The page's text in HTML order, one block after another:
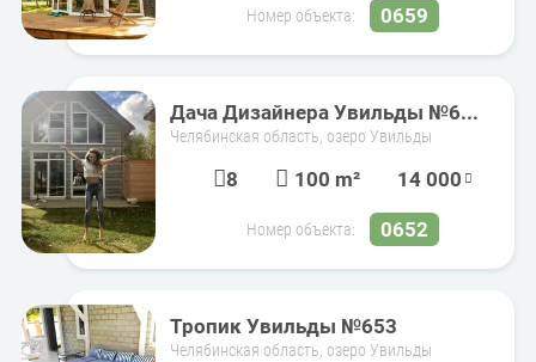
Номер объекта: 0659
Дача Дизайнера Увильды №6...
Челябинская область, озеро Увильды
8 100 m² 14 000
Номер объекта: 0652
Тропик Увильды №653
Челябинская область, озеро Увильды